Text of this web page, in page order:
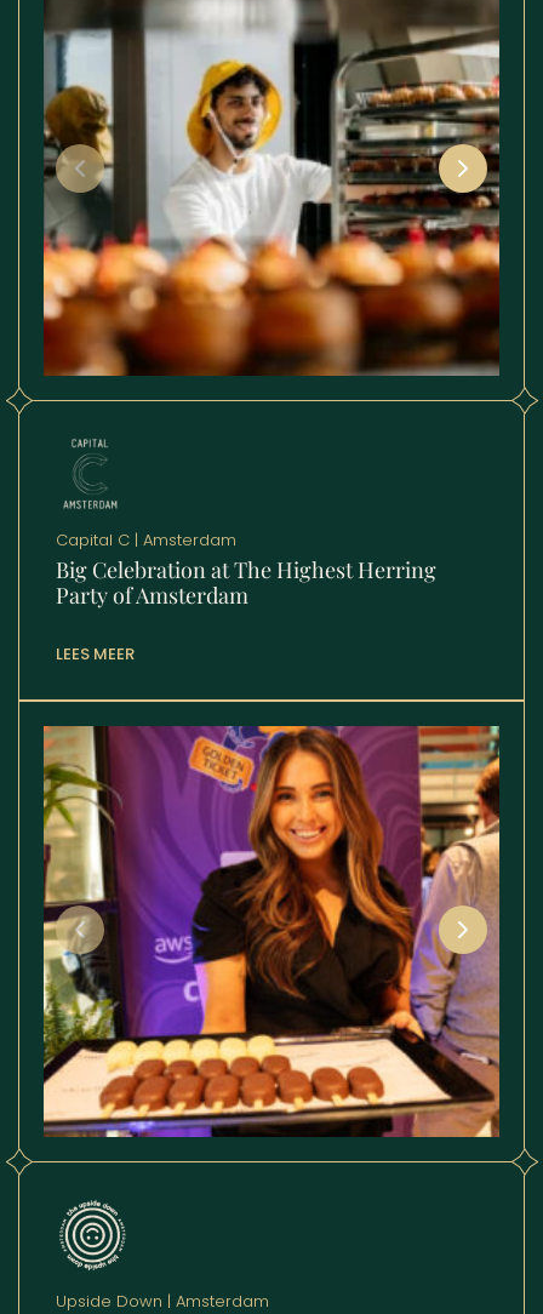
Capital C | Amsterdam
Big Celebration at The Highest Herring
Party of Amsterdam
LEES MEER
Upside Down | Amsterdam